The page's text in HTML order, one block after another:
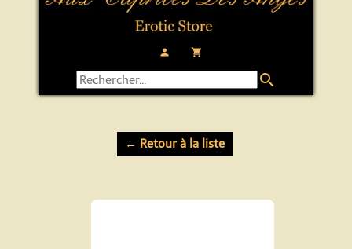
person local_grocery_store
search
← Retour à la liste